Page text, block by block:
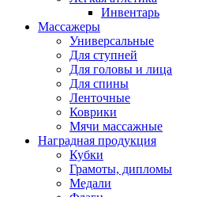
Инвентарь
Массажеры
Универсальные
Для ступней
Для головы и лица
Для спины
Ленточные
Коврики
Мячи массажные
Наградная продукция
Кубки
Грамоты, дипломы
Медали